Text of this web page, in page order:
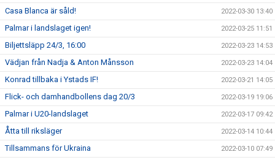
Casa Blanca är såld! 2022-03-30 13:40
Palmar i landslaget igen! 2022-03-25 11:51
Biljettsläpp 24/3, 16:00 2022-03-23 14:53
Vädjan från Nadja & Anton Månsson 2022-03-23 14:04
Konrad tillbaka i Ystads IF! 2022-03-21 14:05
Flick- och damhandbollens dag 20/3 2022-03-19 19:06
Palmar i U20-landslaget 2022-03-17 09:42
Åtta till riksläger 2022-03-14 10:44
Tillsammans för Ukraina 2022-03-10 07:49